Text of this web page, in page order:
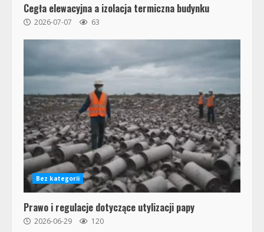
Cegła elewacyjna a izolacja termiczna budynku
2026-07-07 63
Bez kategorii
Prawo i regulacje dotyczące utylizacji papy
2026-06-29 120